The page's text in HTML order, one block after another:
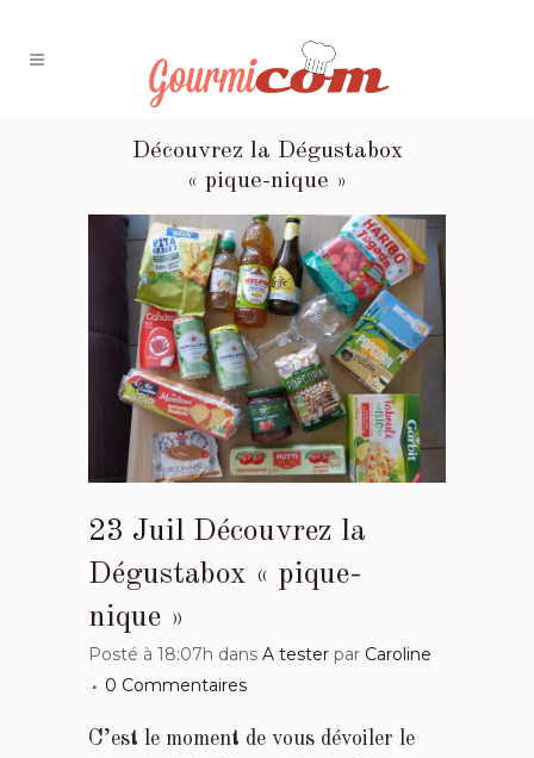
Découvrez la Dégustabox
« pique-nique »
23 Juil Découvrez la
Dégustabox « pique-
nique »
Posté à 18:07h dans A tester par Caroline
0 Commentaires
C’est le moment de vous dévoiler le